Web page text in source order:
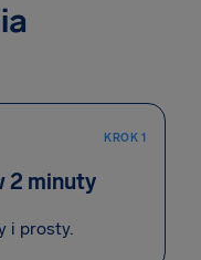
KROK 1
2 minuty
i prosty.